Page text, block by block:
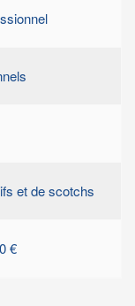
et de scotchs
€